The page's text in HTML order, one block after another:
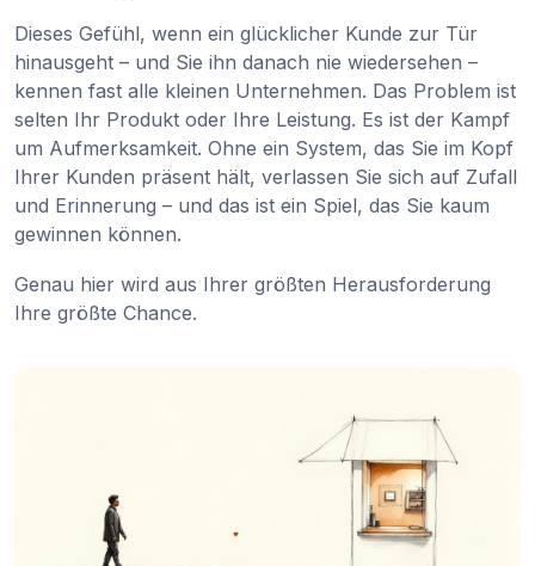
Dieses Gefühl, wenn ein glücklicher Kunde zur Tür
hinausgeht – und Sie ihn danach nie wiedersehen –
kennen fast alle kleinen Unternehmen. Das Problem ist
selten Ihr Produkt oder Ihre Leistung. Es ist der Kampf
um Aufmerksamkeit. Ohne ein System, das Sie im Kopf
Ihrer Kunden präsent hält, verlassen Sie sich auf Zufall
und Erinnerung – und das ist ein Spiel, das Sie kaum
gewinnen können.
Genau hier wird aus Ihrer größten Herausforderung
Ihre größte Chance.